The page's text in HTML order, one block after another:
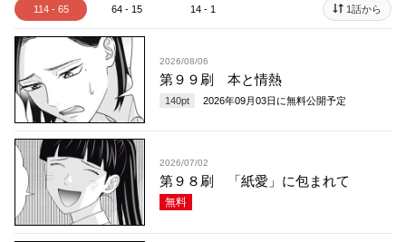
114 - 65 64 - 15 14 - 1 1話から
2026/08/06
第９９刷 本と情熱
140pt 2026年09月03日 に無料公開予定
2026/07/02
第９８刷 「紙愛」に包まれて
無料